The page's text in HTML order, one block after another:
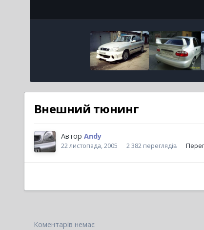
Внешний тюнинг
Автор Andy
22 листопада, 2005 2 382 переглядів
Коментарів немає